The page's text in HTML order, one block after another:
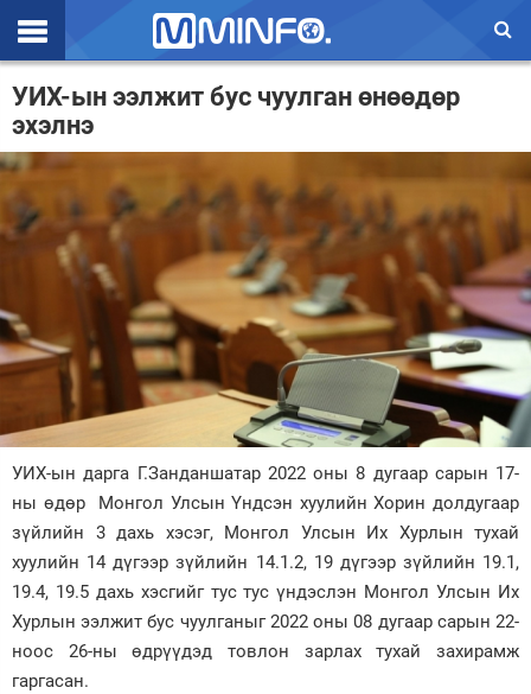
Эхлэл
Цаг агаар
Улс төр
Эдийн засаг
Үзэл бодол
Спорт
Нийгэм
Дэлхий
Зурхай
УИХ-ын ээлжит бус чуулган өнөөдөр
эхэлнэ
УИХ-ын дарга Г.Занданшатар 2022 оны 8 дугаар сарын 17-
ны өдөр Монгол Улсын Үндсэн хуулийн Хорин долдугаар
зүйлийн 3 дахь хэсэг, Монгол Улсын Их Хурлын тухай
хуулийн 14 дүгээр зүйлийн 14.1.2, 19 дүгээр зүйлийн 19.1,
19.4, 19.5 дахь хэсгийг тус тус үндэслэн Монгол Улсын Их
Хурлын ээлжит бус чуулганыг 2022 оны 08 дугаар сарын 22-
ноос 26-ны өдрүүдэд товлон зарлах тухай захирамж
гаргасан.